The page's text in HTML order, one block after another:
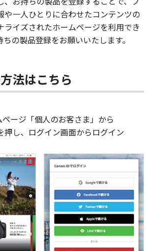
や一人ひとりに合わせたコンテンツの
ライズされたホームページを利用でき
の製品登録をお願いいたします。
法はこちら
ージ「個人のお客さま」から
押し、ログイン画面からログイン